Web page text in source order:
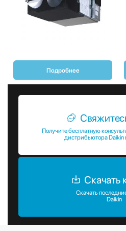
Подробнее
Получите бесплатную
дистрибьютора Daikin
Скачать
Скачать
Daikin